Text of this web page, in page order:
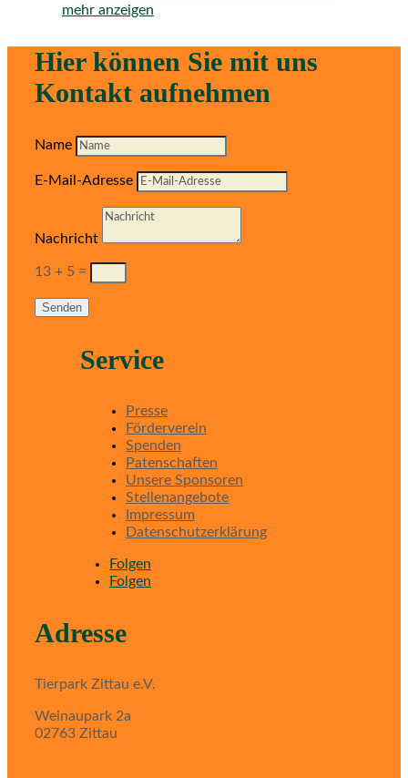
mehr anzeigen
Hier können Sie mit uns
Kontakt aufnehmen
Name
E-Mail-Adresse
Nachricht
13 + 5 =
Senden
Service
Presse
Förderverein
Spenden
Patenschaften
Unsere Sponsoren
Stellenangebote
Impressum
Datenschutzerklärung
Folgen
Folgen
Adresse
Tierpark Zittau e.V.
Weinaupark 2a
02763 Zittau